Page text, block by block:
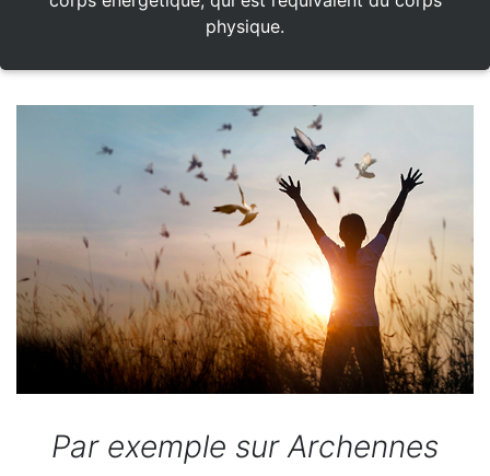
physique.
Par exemple sur Archennes